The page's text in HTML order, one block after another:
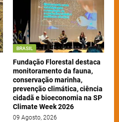
BRASIL
Fundação Florestal destaca
monitoramento da fauna,
conservação marinha,
prevenção climática, ciência
cidadã e bioeconomia na SP
Climate Week 2026
09 Agosto, 2026